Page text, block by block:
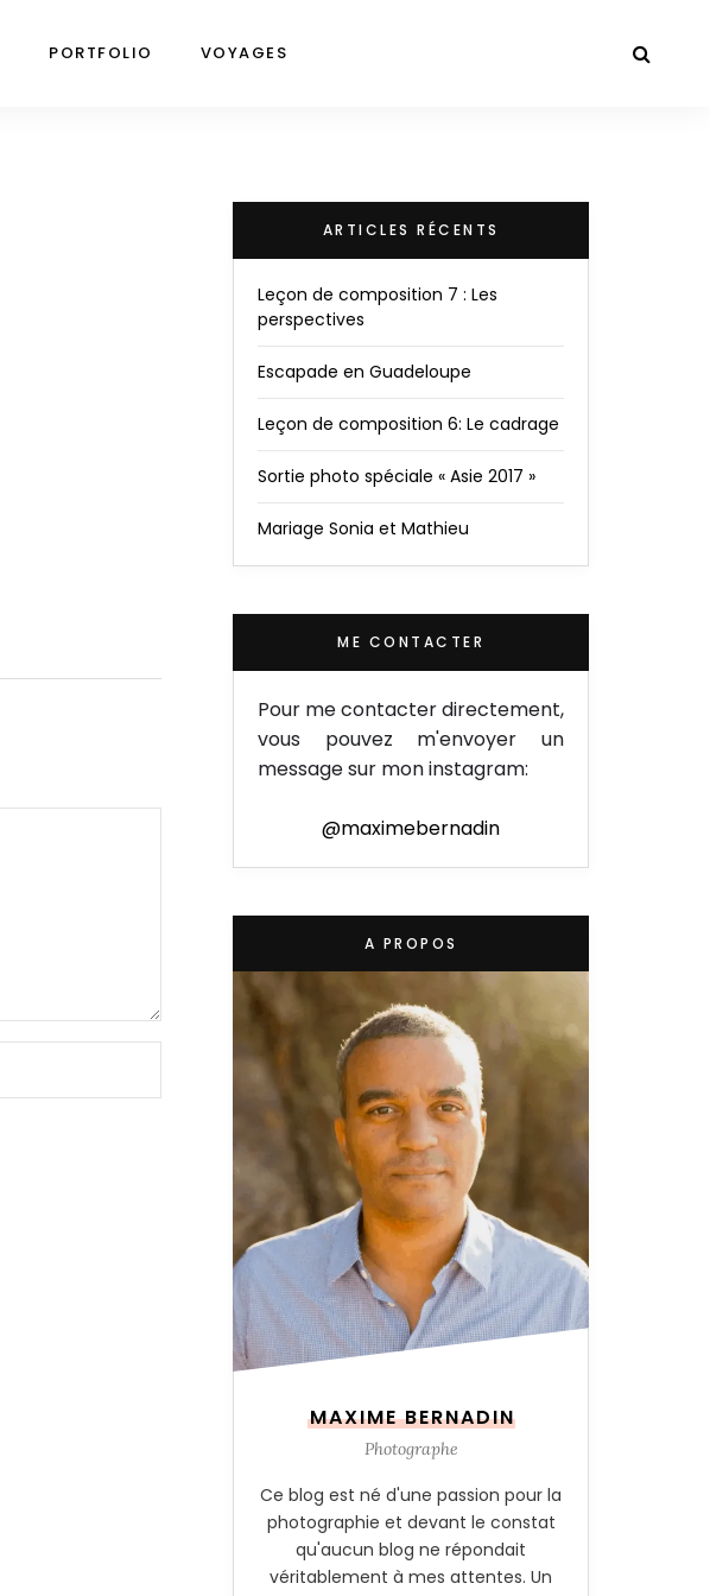
PORTFOLIO VOYAGES
ARTICLES RÉCENTS
Leçon de composition 7 : Les
perspectives
Escapade en Guadeloupe
Leçon de composition 6: Le cadrage
Sortie photo spéciale « Asie 2017 »
Mariage Sonia et Mathieu
ME CONTACTER
Pour me contacter directement,
vous pouvez m'envoyer un
message sur mon instagram:
@maximebernadin
A PROPOS
MAXIME BERNADIN
Photographe
Ce blog est né d'une passion pour la
photographie et devant le constat
qu'aucun blog ne répondait
véritablement à mes attentes. Un